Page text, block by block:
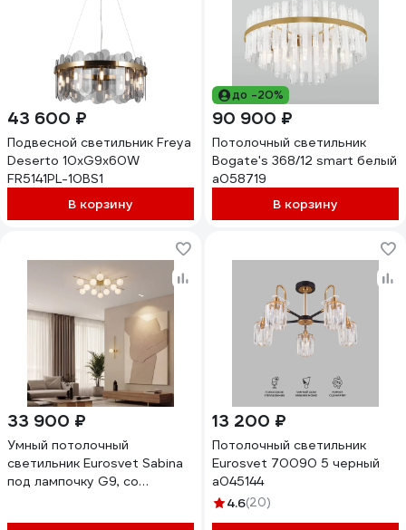
43 600 ₽
Подвесной светильник Freya
Deserto 10хG9x60W
FR5141PL-10BS1
В корзину
до -20%
90 900 ₽
Потолочный светильник
Bogate's 368/12 smart белый
a058719
В корзину
33 900 ₽
Умный потолочный
светильник Eurosvet Sabina
под лампочку G9, со
13 200 ₽
Потолочный светильник
Eurosvet 70090 5 черный
a045144
4.6(20)